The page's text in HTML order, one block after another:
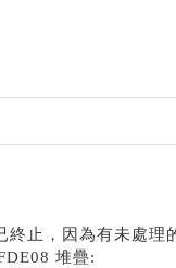
止，因為有未處理
堆疊: